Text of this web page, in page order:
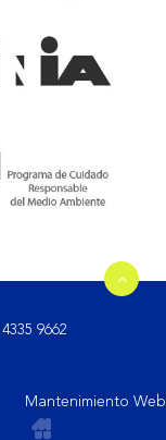
9662
Mantenimiento Web